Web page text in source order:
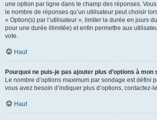
une option par ligne dans le champ des réponses.
le nombre de réponses qu’un utilisateur peut choisir
« Option(s) par l’utilisateur », limiter la durée en jours
pour une durée illimitée) et enfin permettre aux
vote.
Haut
Pourquoi ne puis-je pas ajouter plus d’options à mon
Le nombre d’options maximum par sondage est défini
vous avez besoin d’indiquer plus d’options, contactez-
Haut